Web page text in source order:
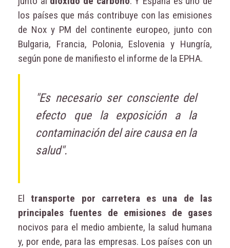
los países que más contribuye con las emisiones
de Nox y PM del continente europeo, junto con
Bulgaria, Francia, Polonia, Eslovenia y Hungría,
según pone de manifiesto el informe de la EPHA.
"Es necesario ser consciente del
efecto que la exposición a la
contaminación del aire causa en la
salud".
Eltransporte por carretera es una de las
principales fuentes de emisiones de gases
nocivos para el medio ambiente, la salud humana
y, por ende, para las empresas. Los países con un